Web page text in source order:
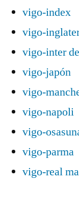
vigo-index
vigo-
vigo-inter
vigo-japón
vigo-
vigo-napoli
vigo-
vigo-parma
vigo-real